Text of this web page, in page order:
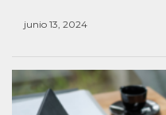
junio 13, 2024